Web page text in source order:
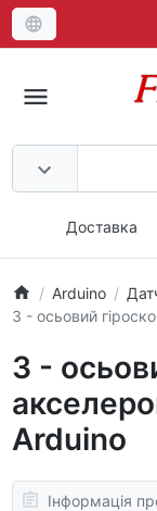
Доставка
Arduino
3 - осьовий
3 -
Arduino
Інформація